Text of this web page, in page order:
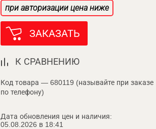
при авторизации цена ниже
ЗАКАЗАТЬ
К СРАВНЕНИЮ
Код товара — 680119 (называйте при заказе
по телефону)
Дата обновления цен и наличия:
05.08.2026 в 18:41